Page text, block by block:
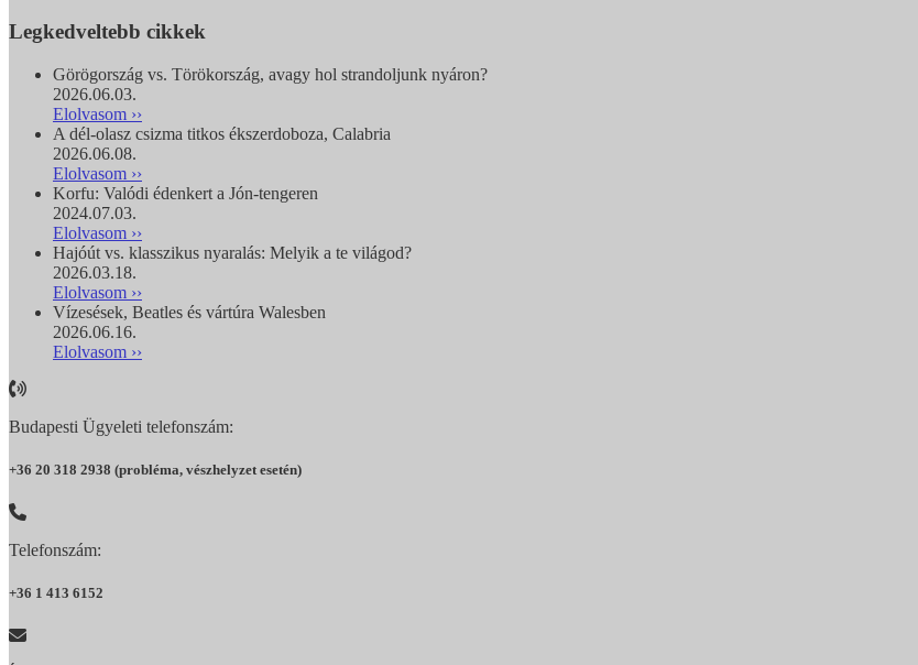
Legkedveltebb cikkek
Görögország vs. Törökország, avagy hol strandoljunk nyáron?
2026.06.03.
Elolvasom ››
A dél-olasz csizma titkos ékszerdoboza, Calabria
2026.06.08.
Elolvasom ››
Korfu: Valódi édenkert a Jón-tengeren
2024.07.03.
Elolvasom ››
Hajóút vs. klasszikus nyaralás: Melyik a te világod?
2026.03.18.
Elolvasom ››
Vízesések, Beatles és vártúra Walesben
2026.06.16.
Elolvasom ››
Budapesti Ügyeleti telefonszám:
+36 20 318 2938 (probléma, vészhelyzet esetén)
Telefonszám:
+36 1 413 6152